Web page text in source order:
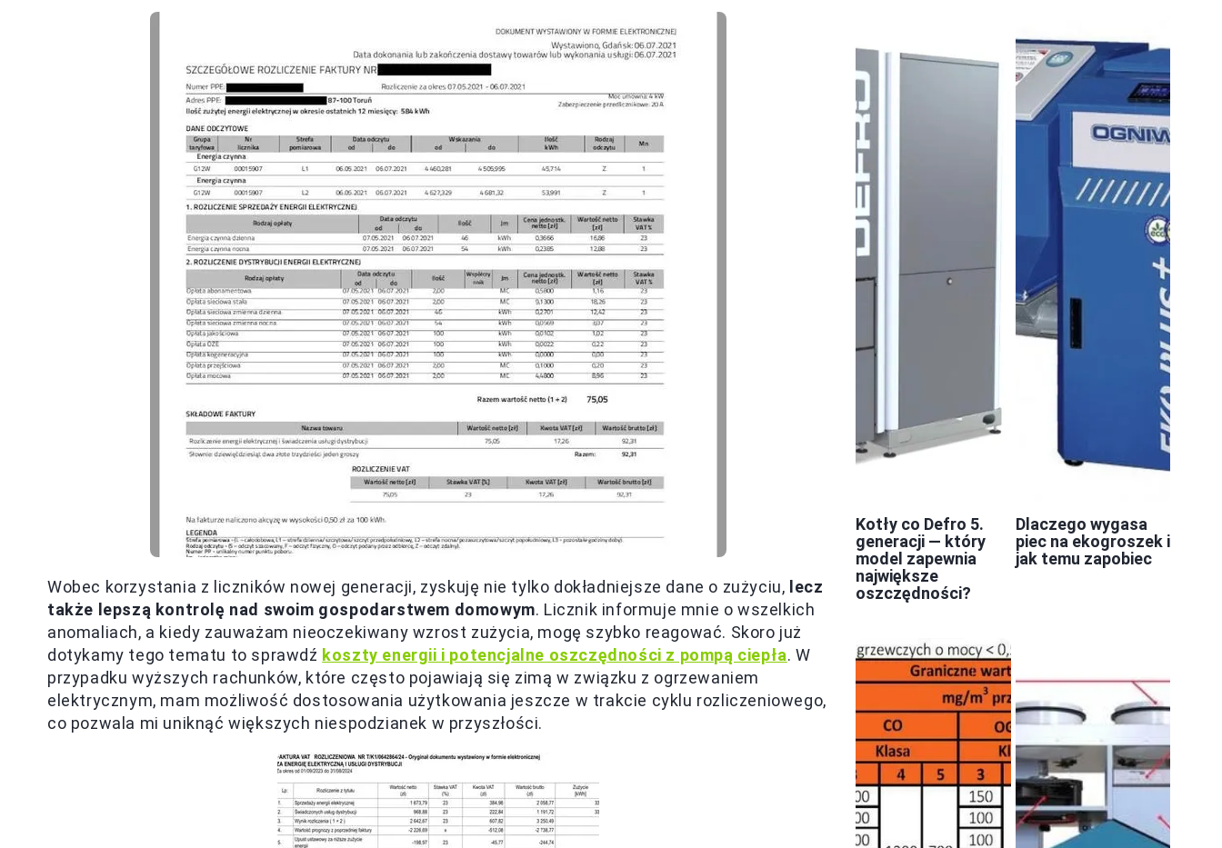
Wobec korzystania z liczników nowej generacji, zyskuję nie tylko dokładniejsze dane o zużyciu, lecz
także lepszą kontrolę nad swoim gospodarstwem domowym. Licznik informuje mnie o wszelkich
anomaliach, a kiedy zauważam nieoczekiwany wzrost zużycia, mogę szybko reagować. Skoro już
dotykamy tego tematu to sprawdź koszty energii i potencjalne oszczędności z pompą ciepła. W
przypadku wyższych rachunków, które często pojawiają się zimą w związku z ogrzewaniem
elektrycznym, mam możliwość dostosowania użytkowania jeszcze w trakcie cyklu rozliczeniowego,
co pozwala mi uniknąć większych niespodzianek w przyszłości.
Kotły co Defro 5.
generacji — który
model zapewnia
największe
oszczędności?
Dlaczego wygasa
piec na ekogroszek i
jak temu zapobiec